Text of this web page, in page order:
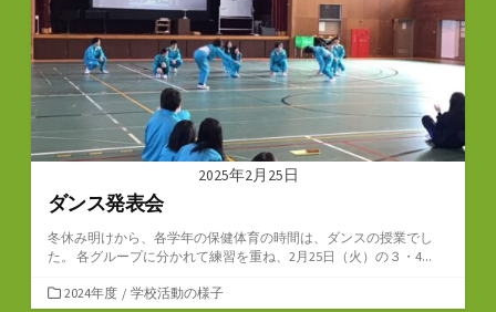
2025年2月25日
ダンス発表会
冬休み明けから、各学年の保健体育の時間は、ダンスの授業でし
た。 各グループに分かれて練習を重ね、2月25日（火）の３・4...
カ2024年度 / 学校活動の様子